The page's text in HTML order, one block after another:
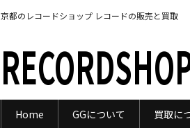
京都のレコードショップ レコードの販売と買取
Home GGについて 買取に